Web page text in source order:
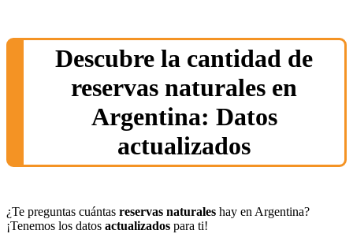
Descubre la cantidad de
reservas naturales en
Argentina: Datos
actualizados
¿Te preguntas cuántas reservas naturales hay en Argentina?
¡Tenemos los datos actualizados para ti!